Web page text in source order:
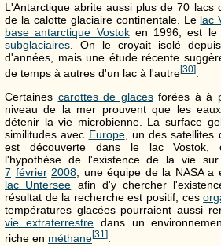
L'Antarctique abrite aussi plus de70 lacs
de la calotte glaciaire continentale. Le lac
base antarctique Vostoken 1996, est le
subglaciaires . On le croyait isolé depuis
d'années, mais une étude récente
de temps à autres d'un lac à l'autre[30]
Certaines carottes de glacesforées à à
niveau de la mer prouvent que les
détenir la vie microbienne. La surface
similitudes avec Europe, un des satellites
est découverte dans le lac Vostok,
l'hypothèse de l'existence de la vie
7 février 2008, une équipe de la NASA a
lac Untersee afin d'y chercher
résultat de la recherche est positif, ces
températures glacées pourraient aussi
vie extraterrestredans un
riche en méthane[31]